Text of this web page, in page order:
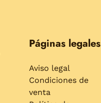
Páginas legales
Aviso legal
Condiciones de
venta